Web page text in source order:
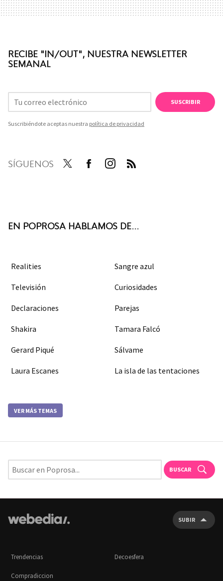
RECIBE "IN/OUT", NUESTRA NEWSLETTER
SEMANAL
SUSCRIBIR
Suscribiéndote aceptas nuestra política de privacidad
SÍGUENOS
EN POPROSA HABLAMOS DE...
Realities Sangre azul
Televisión Curiosidades
Declaraciones Parejas
Shakira Tamara Falcó
Gerard Piqué Sálvame
Laura Escanes La isla de las tentaciones
VER MÁS TEMAS
BUSCAR
SUBIR
Trendencias Decoesfera
Compradiccion